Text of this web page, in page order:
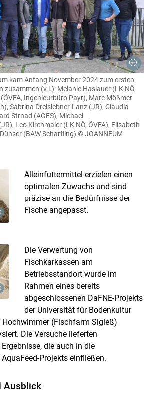
kam Anfang November 2024 zum ersten
zusammen (v.l.): Melanie Haslauer (LK NÖ,
Ingenieurbüro Payr), Marc Mößmer
Sabrina Dreisiebner-Lanz (JR), Claudia
Strnad (AGES), Michael
Leo Kirchmaier (LK NÖ, ÖVFA), Elisabeth
(BAW Scharfling) © JOANNEUM
Alleinfuttermittel erzielen einen
optimalen Zuwachs und sind
präzise an die Bedürfnisse der
Fische angepasst.
Die Verwertung von
Fischkarkassen am
Betriebsstandort wurde im
Rahmen eines bereits
abgeschlossenen DaFNE-Projekts
der Universität für Bodenkultur
Hochwimmer (Fischfarm Sigleß)
Die Versuche lieferten
die auch in die
Projekts einfließen.
Ausblick